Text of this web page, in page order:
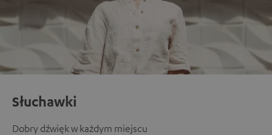
Słuchawki
Dobry dźwięk w każdym miejscu